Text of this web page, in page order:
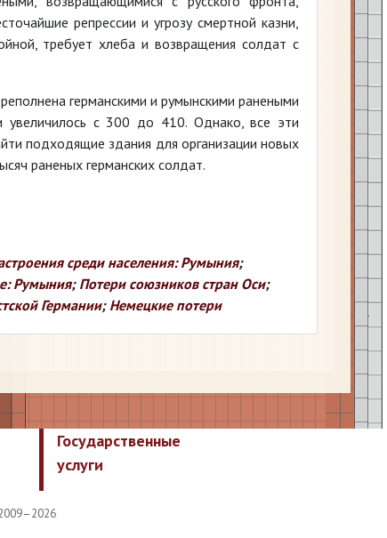
репрессии и угрозу смертной казни,
требует хлеба и возвращения солдат с
германскими и румынскими ранеными
увеличилось с 300 до 410. Однако, все эти
подходящие здания для организации новых
раненых германских солдат.
среди населения: Румыния;
Румыния; Потери союзников стран Оси;
Германии; Немецкие потери
Государственные
услуги